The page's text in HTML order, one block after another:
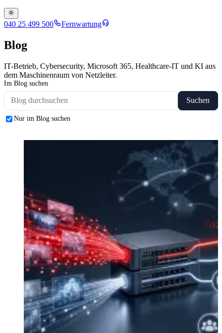
040 25 499 500 Fernwartung
Blog
IT-Betrieb, Cybersecurity, Microsoft 365, Healthcare-IT und KI aus
dem Maschinenraum von Netzleiter.
Im Blog suchen
Suchen
Nur im Blog suchen